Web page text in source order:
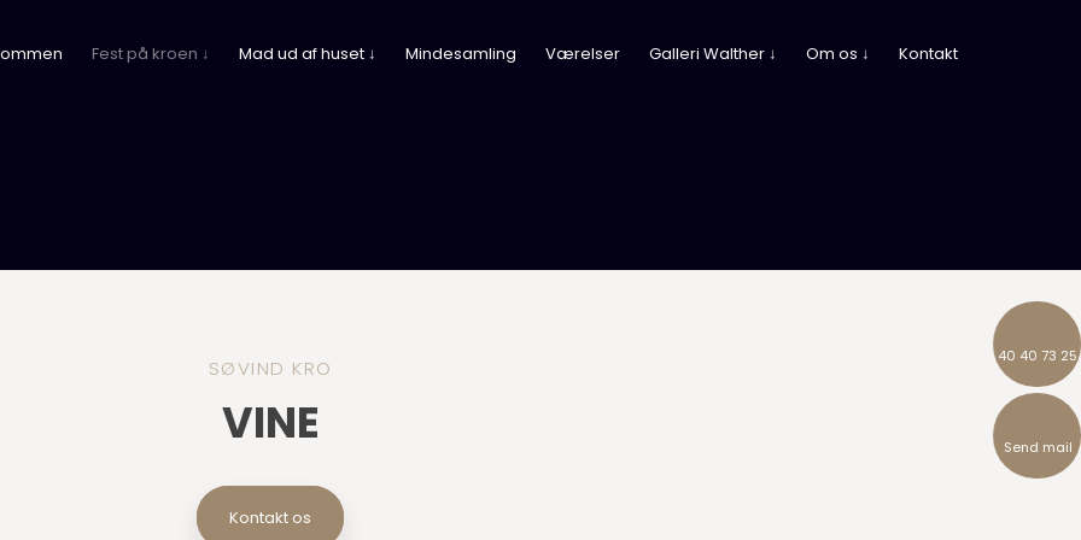
40 40 73 25
Send mail
Fest på kroen ↓ Mad ud af huset ↓ Mindesamling Værelser Galleri Walther ↓ Om os ↓ Kontakt
SØVIND KRO​
VINE
Kontakt os